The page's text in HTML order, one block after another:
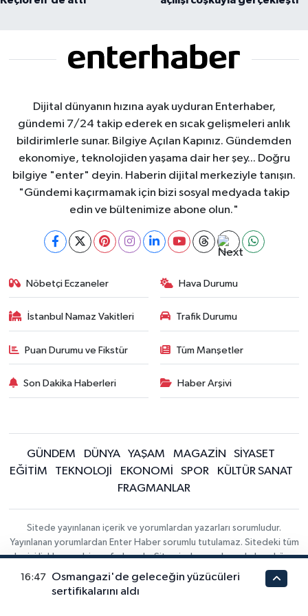
Dijital dünyanın hızına ayak uyduran Enterhaber,
gündemi 7/24 takip ederek en sıcak gelişmeleri anlık
bildirimlerle sunar. Bilgiye Açılan Kapınız. Gündemden
ekonomiye, teknolojiden yaşama dair her şey... Doğru
bilgiye "enter" deyin. Haberin dijital merkeziyle tanışın.
"Gündemi kaçırmamak için bizi sosyal medyada takip
edin ve bültenimize abone olun."
Nöbetçi Eczaneler Hava Durumu
İstanbul Namaz Vakitleri Trafik Durumu
Puan Durumu ve Fikstür Tüm Manşetler
Son Dakika Haberleri Haber Arşivi
GÜNDEM DÜNYA YAŞAM MAGAZİN
SİYASET
EĞİTİM
TEKNOLOJİ EKONOMİ SPOR
KÜLTÜR SANAT
FRAGMANLAR
Sitede yayınlanan içerik ve yorumlardan yazarları sorumludur.
Yayınlanan yorumlardan Enter Haber sorumlu tutulamaz. Sitedeki tüm
harici linkler ayrı bir sayfada açılır. Sitemizde yayınlanan haber, köşe
yazıları ve fotoğraflar izin alınmaksızın kaynak gösterilse dahi,
herhangi bir ortamda kullanılamaz ve yayınlanamaz
16:47
Osmangazi'de geleceğin yüzücüleri
sertifikalarını aldı